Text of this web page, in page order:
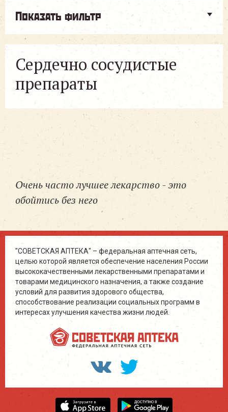
Сердечно сосудистые
препараты
Показать фильтр
Очень часто лучшее лекарство - это
обойтись без него
"СОВЕТСКАЯ АПТЕКА" – федеральная аптечная сеть,
целью которой является обеспечение населения России
высококачественными лекарственными препаратами и
товарами медицинского назначения, а также создание
условий для развития здорового общества,
способствование реализации социальных программ в
интересах улучшения качества жизни людей.